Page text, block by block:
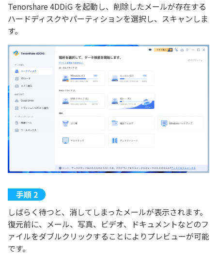
Tenorshare 4DDiG を起動し、削除したメールが存在する
ハードディスクやパーティションを選択し、スキャンしま
す。
しばらく待つと、消してしまったメールが表示されます。
復元前に、メール、写真、ビデオ、ドキュメントなどのフ
ァイルをダブルクリックすることによりプレビューが可能
です。